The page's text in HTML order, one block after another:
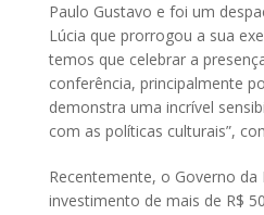
Paulo Gustavo e foi um
Lúcia que prorrogou a sua
temos que celebrar a
conferência, principalmente
demonstra uma incrível
com as políticas culturais”,
Recentemente, o Governo da
investimento de mais de R$